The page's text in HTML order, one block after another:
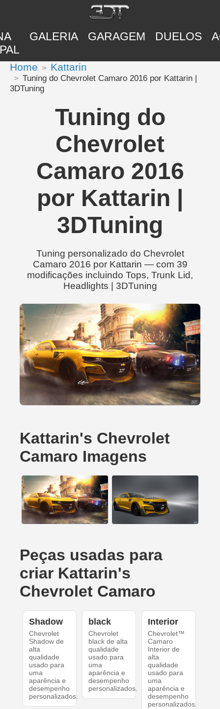
GALERIA GARAGEM DUELOS
Home Kattarin
Tuning do Chevrolet Camaro 2016 por Kattarin |
3DTuning
Tuning do
Chevrolet
Camaro 2016
por Kattarin |
3DTuning
Tuning personalizado do Chevrolet
Camaro 2016 por Kattarin — com 39
modificações incluindo Tops, Trunk Lid,
Headlights | 3DTuning
Kattarin's Chevrolet
Camaro Imagens
Peças usadas para
criar Kattarin's
Chevrolet Camaro
Shadow
Chevrolet
Shadow de
alta
qualidade
usado para
uma
aparência e
desempenho
personalizados.
black
Chevrolet
black de alta
qualidade
usado para
uma
aparência e
desempenho
personalizados.
Interior
Chevrolet™
Camaro
Interior de
alta
qualidade
usado para
uma
aparência e
desempenho
personalizados.